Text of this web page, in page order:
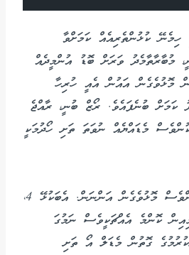
ހިމެނޭ ކުޅުންތެރިއެއް ކަމަށްވާ
މުބާރާތާމެދު ވަރަށް ބޮޑު އުންމީދެއް
މޮޅުވެގެން އައުން އެއީ ހުރިހާ
ކަމަށް ބުނެފައެވެ. ރޯޒް ބުނީ، ރާއްޖެ
މެޑައްޔެއް ނުވަތަ ތަށި ހޯދުމަކީ
"އުންމީދަކީ ހުރިހާ އެންމެންވެސް މޮޅުވެގެން އަންނަން. އެބަކުޅޭ 4،
ކޮންމެ އެއްޗަކީވެސް ނަމުގަ
ގޮތުން މެޑަލް އޯ ތަށި